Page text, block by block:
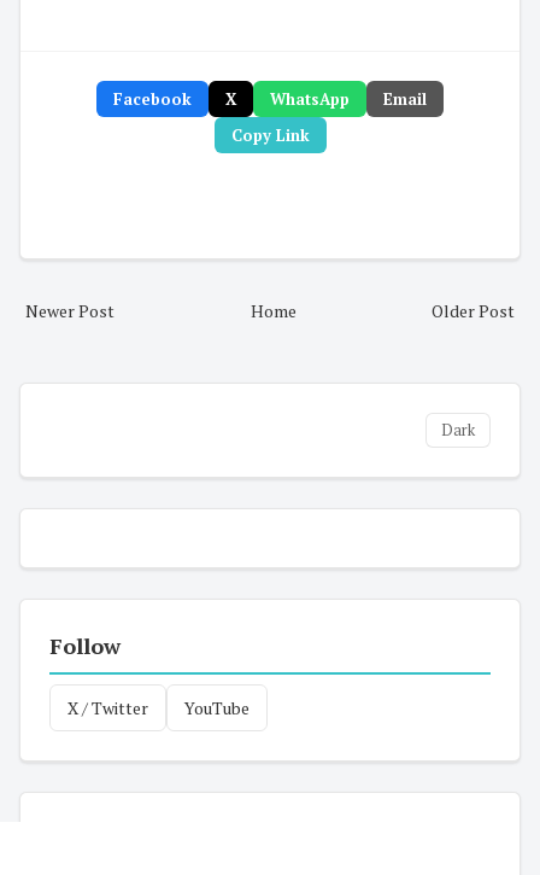
Facebook X WhatsApp
Email
Copy Link
Newer Post Older Post
Home
Dark
Follow
X / Twitter YouTube